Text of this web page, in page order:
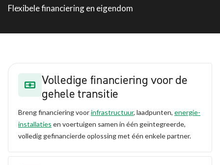
Flexibele financiering en eigendom
Volledige financiering voor de
gehele transitie
Breng financiering voorinfrastructuur, laadpunten, energie-
installaties en voertuigen samen in één geïntegreerde,
volledig gefinancierde oplossing met één enkele partner.